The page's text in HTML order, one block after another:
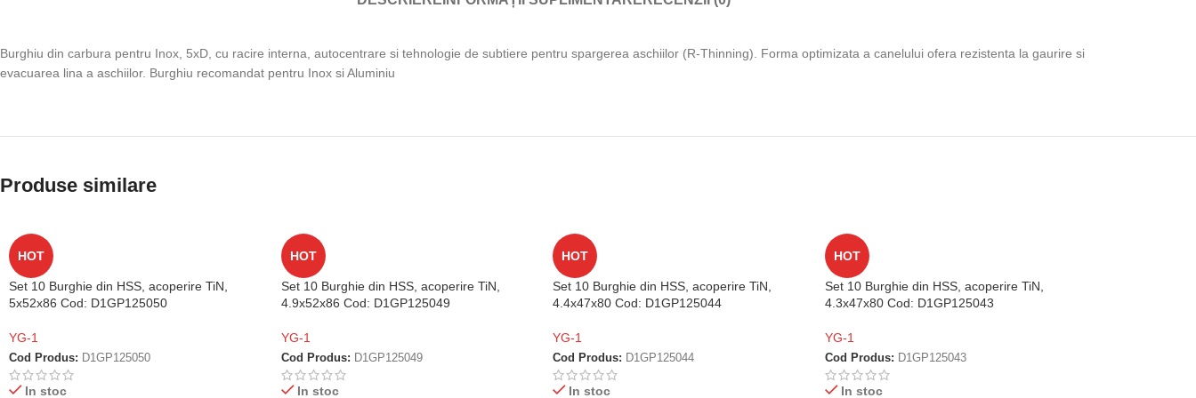
Burghiu din carbura pentru Inox, 5xD, cu racire interna, autocentrare si tehnologie de subtiere pentru spargerea aschiilor (R-Thinning). Forma optimizata a canelului ofera rezistenta la gaurire si
evacuarea lina a aschiilor. Burghiu recomandat pentru Inox si Aluminiu
Produse similare
HOT
Set 10 Burghie din HSS, acoperire TiN,
5x52x86 Cod: D1GP125050
YG-1
Cod Produs: D1GP125050
In stoc
HOT
Set 10 Burghie din HSS, acoperire TiN,
4.9x52x86 Cod: D1GP125049
YG-1
Cod Produs: D1GP125049
In stoc
HOT
Set 10 Burghie din HSS, acoperire TiN,
4.4x47x80 Cod: D1GP125044
YG-1
Cod Produs: D1GP125044
In stoc
HOT
Set 10 Burghie din HSS, acoperire TiN,
4.3x47x80 Cod: D1GP125043
YG-1
Cod Produs: D1GP125043
In stoc